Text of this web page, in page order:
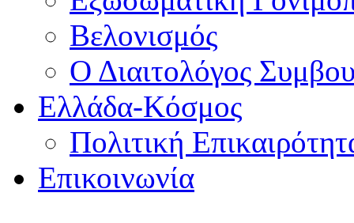
Βελονισμός
Ο Διαιτολόγος
Ελλάδα-Κόσμος
Πολιτική
Επικοινωνία